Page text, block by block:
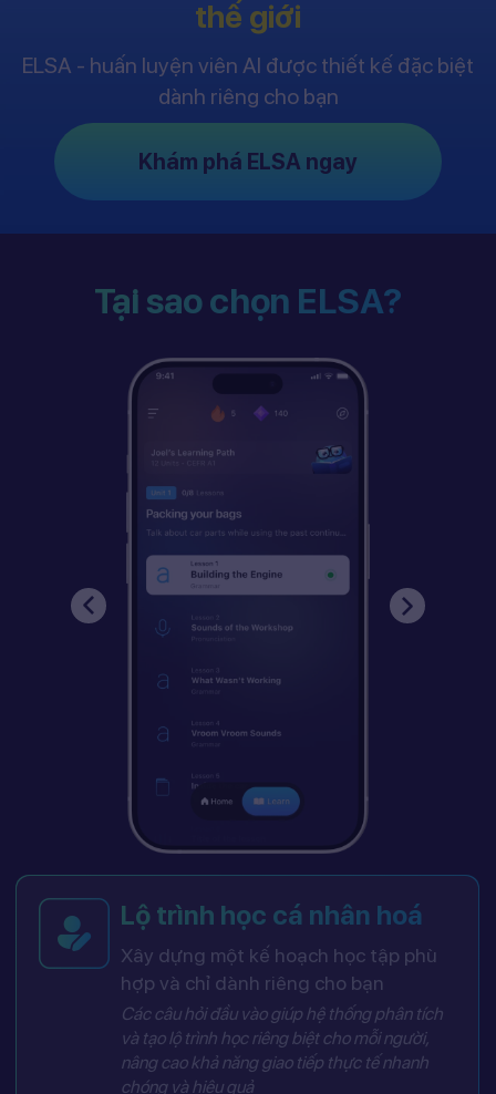
thế giới
ELSA - huấn luyện viên AI được thiết kế đặc biệt
dành riêng cho bạn
Khám phá ELSA ngay
Tại sao chọn ELSA?
Lộ trình học cá nhân hoá
Xây dựng một kế hoạch học tập phù
hợp và chỉ dành riêng cho bạn
Các câu hỏi đầu vào giúp hệ thống phân tích
và tạo lộ trình học riêng biệt cho mỗi người,
nâng cao khả năng giao tiếp thực tế nhanh
chóng và hiệu quả